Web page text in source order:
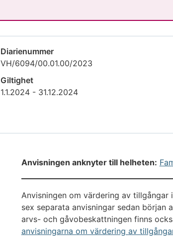
Diarienummer
VH/6094/00.01.00/2023
Giltighet
1.1.2024 - 31.12.2024
Anvisningen anknyter till helheten:
Anvisningen om värdering av
sex separata anvisningar sedan början
arvs- och gåvobeskattningen finns
anvisningarna om värdering av